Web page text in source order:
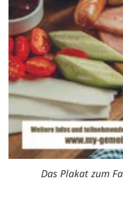
Das Plakat zum